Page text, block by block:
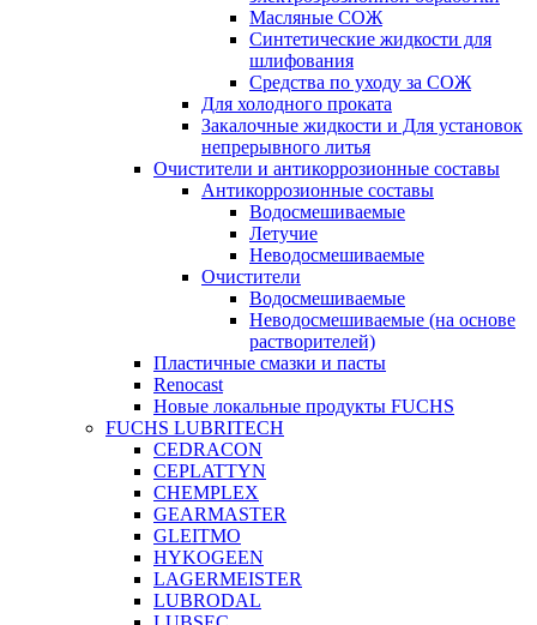
Масляные СОЖ
Синтетические жидкости для
шлифования
Средства по уходу за СОЖ
Для холодного проката
Закалочные жидкости и Для установок
непрерывного литья
Очистители и антикоррозионные составы
Антикоррозионные составы
Водосмешиваемые
Летучие
Неводосмешиваемые
Очистители
Водосмешиваемые
Неводосмешиваемые (на основе
растворителей)
Пластичные смазки и пасты
Renocast
Новые локальные продукты FUCHS
FUCHS LUBRITECH
CEDRACON
CEPLATTYN
CHEMPLEX
GEARMASTER
GLEITMO
HYKOGEEN
LAGERMEISTER
LUBRODAL